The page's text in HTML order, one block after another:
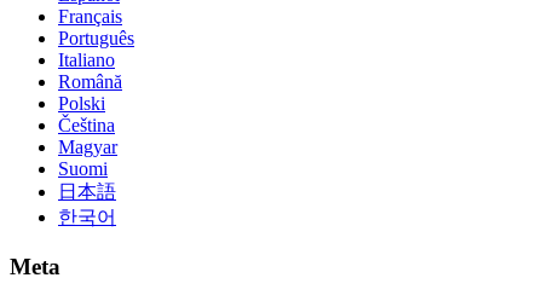
Français
Português
Italiano
Română
Polski
Čeština
Magyar
Suomi
日本語
한국어
Meta